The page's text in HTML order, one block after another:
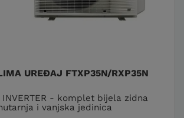
UREĐAJ FTXP35N/RXP35N
INVERTER - komplet bijela zidna
i vanjska jedinica